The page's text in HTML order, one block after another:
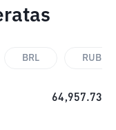
BRL RUB
64,957.73